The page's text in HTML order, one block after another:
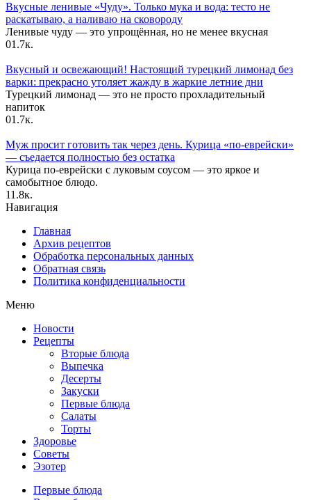
Вкусные ленивые «Чуду». Только мука и вода: тесто не
раскатываю, а наливаю на сковороду
Ленивые чуду — это упрощённая, но не менее вкусная
01.7к.
Вкусный и освежающий! Настоящий турецкий лимонад без
варки: прекрасно утоляет жажду в жаркие летние дни
Турецкий лимонад — это не просто прохладительный
напиток
01.7к.
Муж просит готовить так через день. Курица «по-еврейски»
— съедается полностью без остатка
Курица по-еврейски с луковым соусом — это яркое и
самобытное блюдо.
11.8к.
Навигация
Главная
Архив рецептов
Обработка персональных данных
Обратная связь
Политика конфиденциальности
Меню
Новости
Рецепты
Вторые блюда
Выпечка
Десерты
Закуски
Первые блюда
Салаты
Торты
Здоровье
Советы
Эзотер
Первые блюда